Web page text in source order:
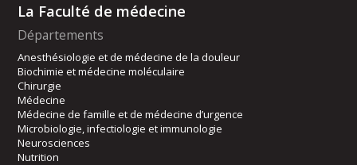
La Faculté de médecine
Départements
Anesthésiologie et de médecine de la douleur
Biochimie et médecine moléculaire
Chirurgie
Médecine
Médecine de famille et de médecine d’urgence
Microbiologie, infectiologie et immunologie
Neurosciences
Nutrition